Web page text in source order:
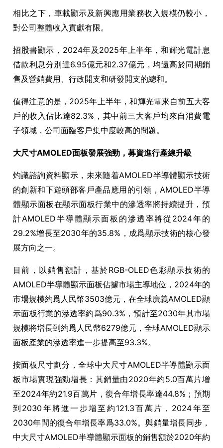
相比之下，車載顯示及新興應用業務收入規模仍較小，
對公司整體收入貢獻有限。
招股書顯示， 2024年及 2025年上半年，和輝光電計息
借款利息分別達6.95億元和2.37億元，均遠高於同期銷
售及營銷費用、行政開支和研發開支的總和。
值得注意的是， 2025年上半年，和輝光電來自前五大客
戶的收入佔比達82.3% ，其中前三大客戶均來自消費電
子領域，公司面臨客戶集中度較高的問題。
大尺寸AMOLED面板發展強勁，募資進行產線升級
灼識諮詢資料顯示， 未來隨着AMOLED半導體顯示技術
的創新和下遊頭部客戶產品應用的引領，AMOLED半導
體顯示面板在顯示面板行業中的滲透率將持續提升，預
計AMOLED半導體顯示面板的滲透率將從 2024年的
29.2%增長至2030年的35.8% ，成爲顯示技術的核心發
展方向之一。
目前，以銷售額計，基於RGB-OLED色彩顯示技術的
AMOLED半導體顯示面板佔據市場主導地位， 2024年的
市場規模約爲人民幣3503億元，在全球廣義AMOLED顯
示面板行業的滲透率約爲90.3% ，預計至2030年其市場
規模將增長到約爲人民幣6279億元，全球AMOLED顯示
面板產業的滲透率進一步提高至93.3%。
按面板尺寸劃分，全球中大尺寸AMOLED半導體顯示面
板市場實現強勁增長：其銷量由2020年約5.0百萬片增
至2024年約21.9百萬片，復合年增長率達44.8% ；預期
到 2030 年將進一步增至約 121.3百萬片， 2024年至
2030年間的復合年增長率爲33.0%。與銷量增長同步，
中大尺寸AMOLED半導體顯示面板的銷售額於2020年約